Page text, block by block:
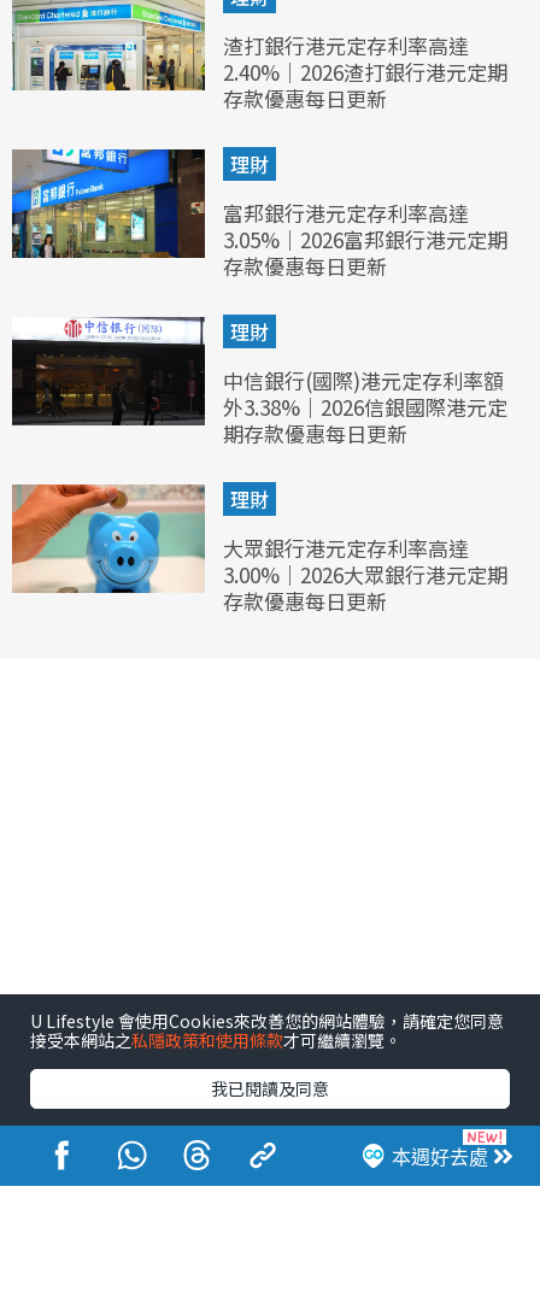
渣打銀行港元定存利率高達
2.40%｜2026渣打銀行港元定期
存款優惠每日更新
理財
富邦銀行港元定存利率高達
3.05%｜2026富邦銀行港元定期
存款優惠每日更新
理財
中信銀行(國際)港元定存利率額
外3.38%｜2026信銀國際港元定
期存款優惠每日更新
理財
大眾銀行港元定存利率高達
3.00%｜2026大眾銀行港元定期
存款優惠每日更新
本週好去處
港玩港食港生活
U Lifestyle 會使用Cookies來改善您的網站體驗，請確定您同意
接受本網站之私隱政策和使用條款才可繼續瀏覽。
我已閱讀及同意